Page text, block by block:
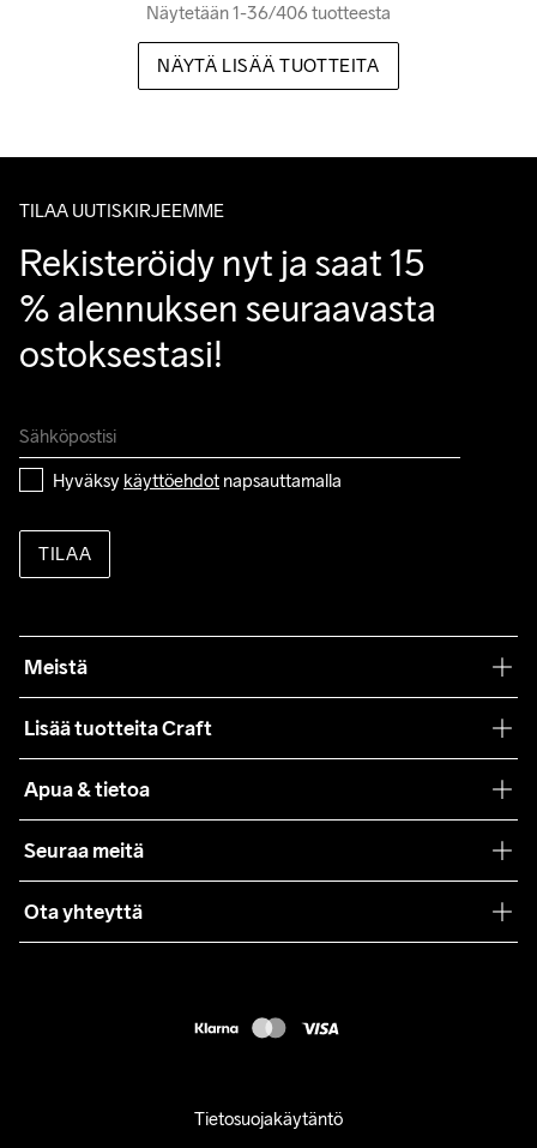
Näytetään 1-36/406 tuotteesta
NÄYTÄ LISÄÄ TUOTTEITA
TILAA UUTISKIRJEEMME
Rekisteröidy nyt ja saat 15
% alennuksen seuraavasta
ostoksestasi!
Hyväksy käyttöehdot napsauttamalla
TILAA
Meistä
Lisää tuotteita Craft
Yhteistyöt
Lehdistö
Apua & tietoa
Käyttöehdot
Asiakaspalvelu
Seuraa meitä
Ota yhteyttä
Tietosuojakäytäntö